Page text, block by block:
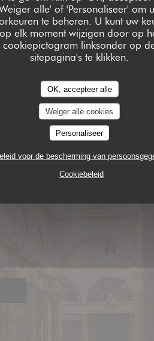
alle' of 'Personaliseer' om
te beheren. U kunt uw
op elk moment wijzigen door op
cookiepictogram linksonder op
sitepagina's te klikken.
OK, accepteer alle
Weiger alle cookies
Personaliseer
voor de bescherming van
Cookiebeleid
((opent in een nieuw venster))